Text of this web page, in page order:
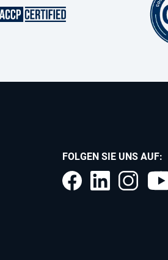
FOLGEN SIE UNS AUF: